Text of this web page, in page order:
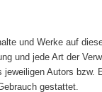
und Werke auf
und jede Art der
Autors
gestattet.